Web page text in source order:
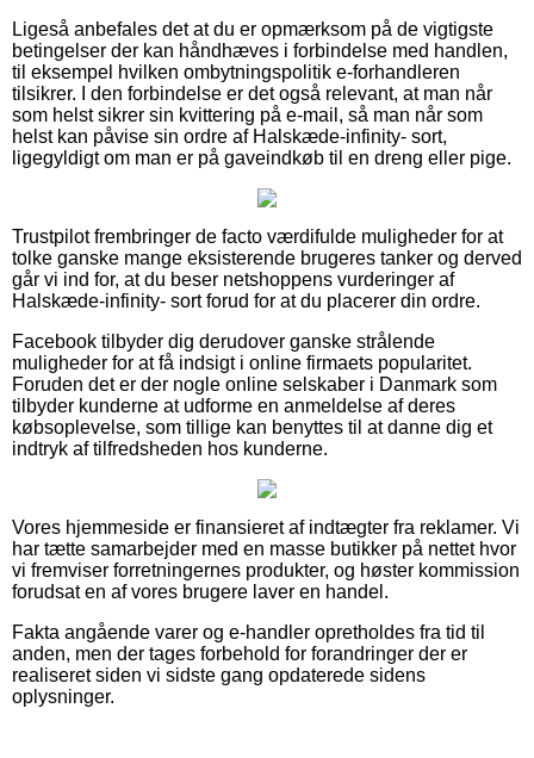
Ligeså anbefales det at du er opmærksom på de vigtigste
betingelser der kan håndhæves i forbindelse med handlen,
til eksempel hvilken ombytningspolitik e-forhandleren
tilsikrer. I den forbindelse er det også relevant, at man når
som helst sikrer sin kvittering på e-mail, så man når som
helst kan påvise sin ordre af Halskæde-infinity- sort,
ligegyldigt om man er på gaveindkøb til en dreng eller pige.
Trustpilot frembringer de facto værdifulde muligheder for at
tolke ganske mange eksisterende brugeres tanker og derved
går vi ind for, at du beser netshoppens vurderinger af
Halskæde-infinity- sort forud for at du placerer din ordre.
Facebook tilbyder dig derudover ganske strålende
muligheder for at få indsigt i online firmaets popularitet.
Foruden det er der nogle online selskaber i Danmark som
tilbyder kunderne at udforme en anmeldelse af deres
købsoplevelse, som tillige kan benyttes til at danne dig et
indtryk af tilfredsheden hos kunderne.
Vores hjemmeside er finansieret af indtægter fra reklamer. Vi
har tætte samarbejder med en masse butikker på nettet hvor
vi fremviser forretningernes produkter, og høster kommission
forudsat en af vores brugere laver en handel.
Fakta angående varer og e-handler opretholdes fra tid til
anden, men der tages forbehold for forandringer der er
realiseret siden vi sidste gang opdaterede sidens
oplysninger.